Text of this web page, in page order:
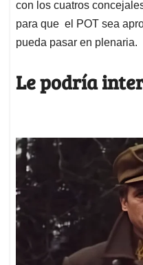
con los cuatros
para que el POT sea
pueda pasar en plenaria.
Le podría